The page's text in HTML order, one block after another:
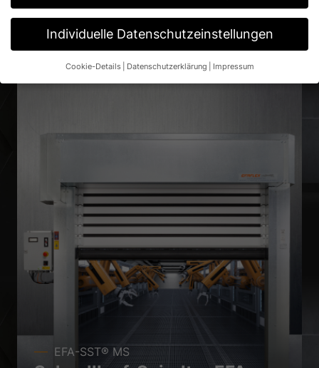
Mensch und Maschine und garantieren gleichzeitig
reibungslose Abläufe in Ihrer Produktion.
EFA-SST® MS
Individuelle Datenschutzeinstellungen
Cookie-Details Datenschutzerklärung Impressum
Datenschutzeinstellungen
helfen, diese Website und Ihre Erfahrung zu verbessern.
Personenbezogene Daten können verarbeitet werden (z. B. IP-
Adressen), z. B. für personalisierte Anzeigen und Inhalte oder
Anzeigen- und Inhaltsmessung. Weitere Informationen über die
Verwendung Ihrer Daten finden Sie in unserer
Datenschutzerklärung.
Hier finden Sie eine Übersicht über alle verwendeten Cookies.
Sie können Ihre Einwilligung zu ganzen Kategorien geben oder
sich weitere Informationen anzeigen lassen und so nur
bestimmte Cookies auswählen.
Nur essenzielle Cookies akzeptieren